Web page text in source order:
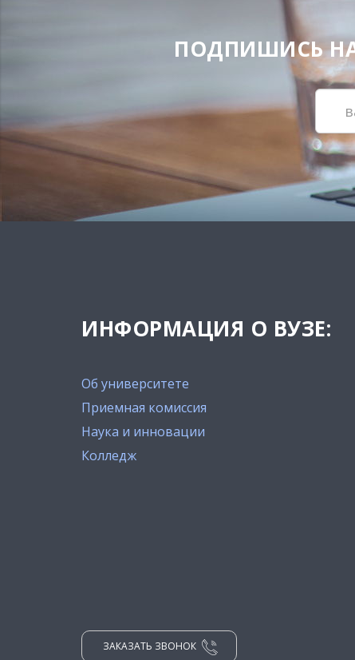
ПОДПИШИСЬ НА
ИНФОРМАЦИЯ О ВУЗЕ:
Об университете
Приемная комиссия
Наука и инновации
Колледж
ЗАКАЗАТЬ ЗВОНОК